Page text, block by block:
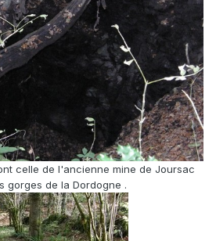
celle de l'ancienne mine de Joursac
gorges de la Dordogne .